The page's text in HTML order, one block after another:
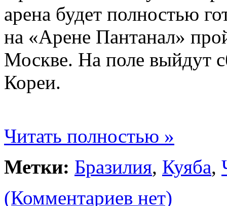
арена будет полностью
на «Арене Пантанал»
Москве. На поле выйдут
Кореи.
Читать полностью »
Метки: Бразилия, Куяба,
(Комментариев нет)